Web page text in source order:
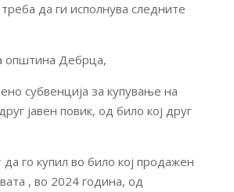
да ги исполнува следните
општина Дебрца,
субвенција за купување на
јавен повик, од било кој друг
го купил во било кој продажен
, во 2024 година, од